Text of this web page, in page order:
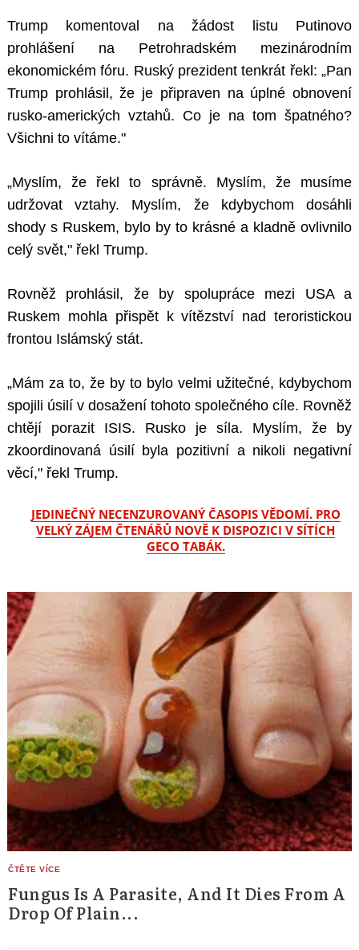
Trump komentoval na žádost listu Putinovo
prohlášení na Petrohradském mezinárodním
ekonomickém fóru. Ruský prezident tenkrát řekl: „Pan
Trump prohlásil, že je připraven na úplné obnovení
rusko-amerických vztahů. Co je na tom špatného?
Všichni to vítáme."
„Myslím, že řekl to správně. Myslím, že musíme
udržovat vztahy. Myslím, že kdybychom dosáhli
shody s Ruskem, bylo by to krásné a kladně ovlivnilo
celý svět," řekl Trump.
Rovněž prohlásil, že by spolupráce mezi USA a
Ruskem mohla přispět k vítězství nad teroristickou
frontou Islámský stát.
„Mám za to, že by to bylo velmi užitečné, kdybychom
spojili úsilí v dosažení tohoto společného cíle. Rovněž
chtějí porazit ISIS. Rusko je síla. Myslím, že by
zkoordinovaná úsilí byla pozitivní a nikoli negativní
věcí," řekl Trump.
JEDINEČNÝ NECENZUROVANÝ ČASOPIS VĚDOMÍ. PRO
VELKÝ ZÁJEM ČTENÁŘŮ NOVĚ K DISPOZICI V SÍTÍCH
GECO TABÁK.
Fungus Is A Parasite, And It Dies From A
Drop Of Plain...